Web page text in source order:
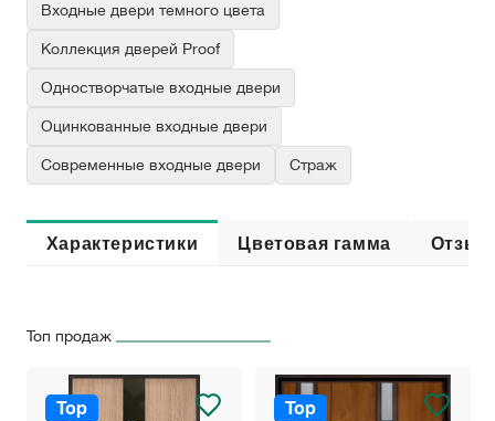
Входные двери темного цвета
Коллекция дверей Proof
Одностворчатые входные двери
Оцинкованные входные двери
Современные входные двери Страж
Характеристики Цветовая гамма
Топ продаж
Top Top